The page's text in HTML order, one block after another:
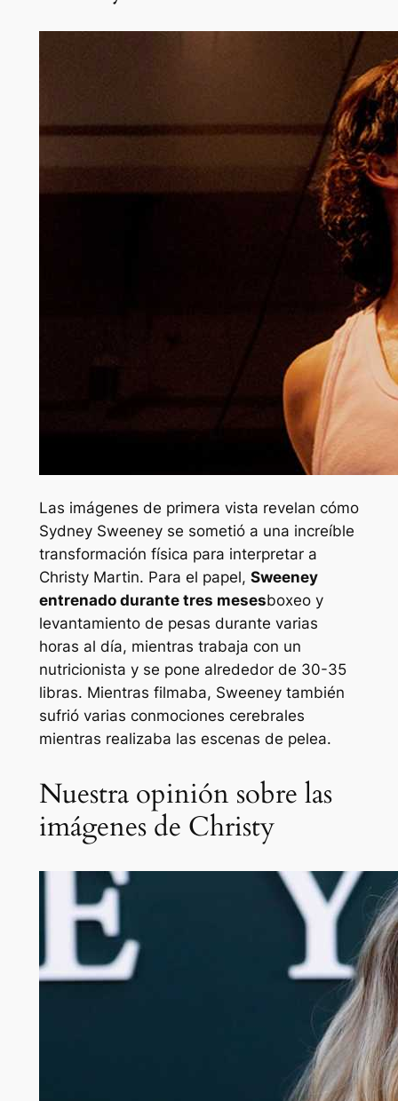
Las imágenes de primera vista revelan cómo
Sydney Sweeney se sometió a una increíble
transformación física para interpretar a
Christy Martin. Para el papel, Sweeney
entrenado durante tres mesesboxeo y
levantamiento de pesas durante varias
horas al día, mientras trabaja con un
nutricionista y se pone alrededor de 30-35
libras. Mientras filmaba, Sweeney también
sufrió varias conmociones cerebrales
mientras realizaba las escenas de pelea.
Nuestra opinión sobre las
imágenes de Christy